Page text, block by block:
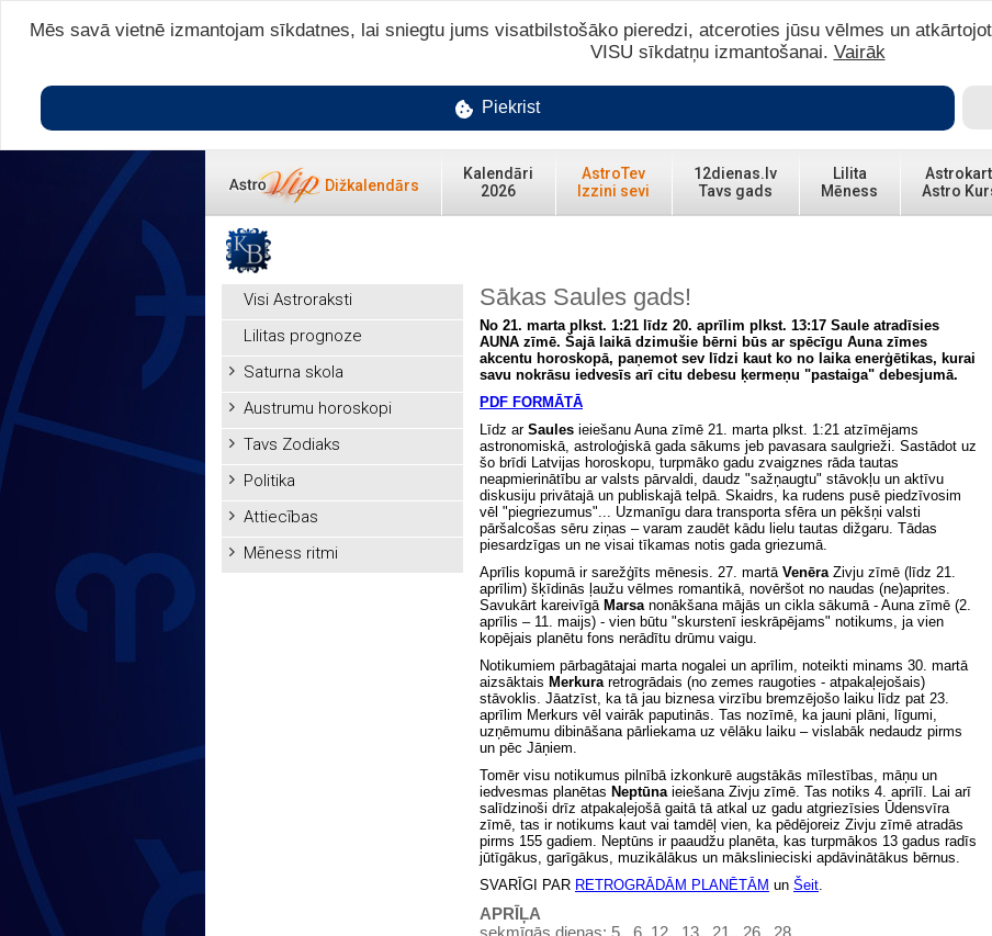
Dižkalendārs
Kalendāri
2026
AstroTev
Izzini sevi
12dienas.lv
Tavs gads
Lilita
Mēness
Astro
Visi Astroraksti
Lilitas prognoze
Saturna skola
Austrumu horoskopi
Tavs Zodiaks
Politika
Attiecības
Mēness ritmi
Sākas Saules gads!
No 21. marta plkst. 1:21 līdz 20. aprīlim plkst. 13:17 Saule atradīsies
AUNA zīmē. Šajā laikā dzimušie bērni būs ar spēcīgu Auna zīmes
akcentu horoskopā, paņemot sev līdzi kaut ko no laika enerģētikas, kurai
savu nokrāsu iedvesīs arī citu debesu ķermeņu "pastaiga" debesjumā.
PDF FORMĀTĀ
Līdz ar Saules ieiešanu Auna zīmē 21. marta plkst. 1:21 atzīmējams
astronomiskā, astroloģiskā gada sākums jeb pavasara saulgrieži. Sastādot uz
šo brīdi Latvijas horoskopu, turpmāko gadu zvaigznes rāda tautas
neapmierinātību ar valsts pārvaldi, daudz "sažņaugtu" stāvokļu un aktīvu
diskusiju privātajā un publiskajā telpā. Skaidrs, ka rudens pusē piedzīvosim
vēl "piegriezumus"... Uzmanīgu dara transporta sfēra un pēkšņi valsti
pāršalcošas sēru ziņas – varam zaudēt kādu lielu tautas dižgaru. Tādas
piesardzīgas un ne visai tīkamas notis gada griezumā.
Aprīlis kopumā ir sarežģīts mēnesis. 27. martā Venēra Zivju zīmē (līdz 21.
aprīlim) šķīdinās ļaužu vēlmes romantikā, novēršot no naudas (ne)aprites.
Savukārt kareivīgāMarsanonākšana mājās un cikla sākumā - Auna zīmē (2.
aprīlis – 11. maijs) - vien būtu "skurstenī ieskrāpējams" notikums, ja vien
kopējais planētu fons nerādītu drūmu vaigu.
Notikumiem pārbagātajai marta nogalei un aprīlim, noteikti minams 30. martā
aizsāktais Merkuraretrogrādais (no zemes raugoties - atpakaļejošais)
stāvoklis. Jāatzīst, ka tā jau biznesa virzību bremzējošo laiku līdz pat 23.
aprīlim Merkurs vēl vairāk paputinās. Tas nozīmē, ka jauni plāni, līgumi,
uzņēmumu dibināšana pārliekama uz vēlāku laiku – vislabāk nedaudz pirms
un pēc Jāņiem.
Tomēr visu notikumus pilnībā izkonkurē augstākās mīlestības, māņu un
iedvesmas planētas Neptūnaieiešana Zivju zīmē. Tas notiks 4. aprīlī. Lai arī
salīdzinoši drīz atpakaļejošā gaitā tā atkal uz gadu atgriezīsies Ūdensvīra
zīmē, tas ir notikums kaut vai tamdēļ vien, ka pēdējoreiz Zivju zīmē atradās
pirms 155 gadiem. Neptūns ir paaudžu planēta, kas turpmākos 13 gadus radīs
jūtīgākus, garīgākus, muzikālākus un mākslinieciski apdāvinātākus bērnus.
SVARĪGI PAR RETROGRĀDĀM PLANĒTĀM un Šeit.
APRĪĻA
sekmīgās dienas: 5., 6. 12., 13., 21., 26., 28.
Mēs savā vietnē izmantojam sīkdatnes, lai sniegtu jums visatbilstošāko pieredzi, atceroties jūsu vēlmes un
VISU sīkdatņu izmantošanai. Vairāk
Piekrist